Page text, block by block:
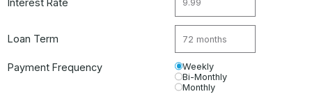
Interest Rate
Loan Term
Payment Frequency
Weekly
Bi-Monthly
Monthly